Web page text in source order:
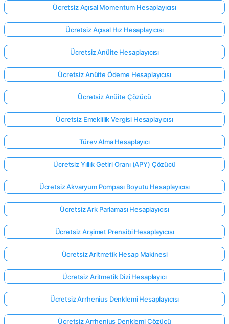
Ücretsiz Açısal Momentum Hesaplayıcısı
Ücretsiz Açısal Hız Hesaplayıcısı
Ücretsiz Anüite Hesaplayıcısı
Ücretsiz Anüite Ödeme Hesaplayıcısı
Ücretsiz Anüite Çözücü
Ücretsiz Emeklilik Vergisi Hesaplayıcısı
Türev Alma Hesaplayıcı
Ücretsiz Yıllık Getiri Oranı (APY) Çözücü
Ücretsiz Akvaryum Pompası Boyutu Hesaplayıcısı
Ücretsiz Ark Parlaması Hesaplayıcısı
Ücretsiz Arşimet Prensibi Hesaplayıcısı
Ücretsiz Aritmetik Hesap Makinesi
Ücretsiz Aritmetik Dizi Hesaplayıcı
Ücretsiz Arrhenius Denklemi Hesaplayıcısı
Ücretsiz Arrhenius Denklemi Çözücü